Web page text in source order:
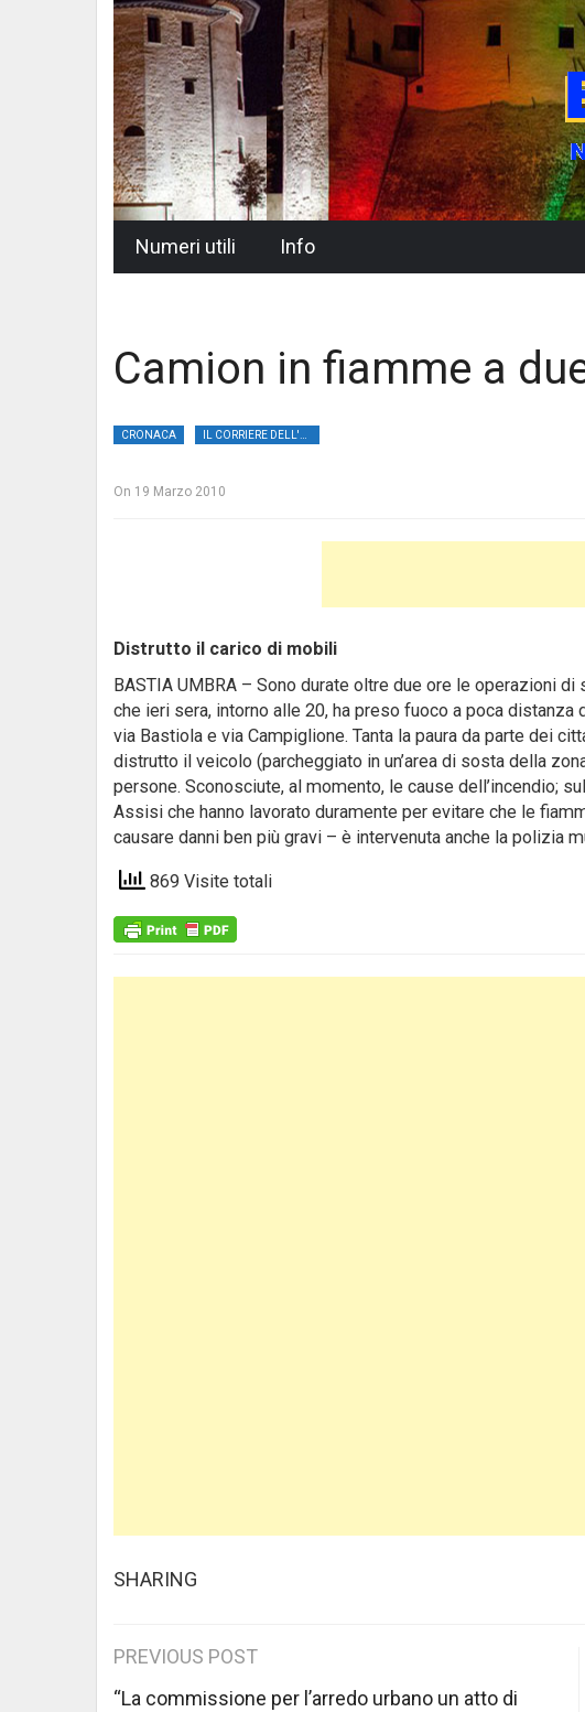
Numeri utili Info
Camion in fiamme a
CRONACA
On 19 Marzo 2010
Distrutto il carico di mobili
BASTIA UMBRA – Sono durate oltre due ore le operazioni
che ieri sera, intorno alle 20, ha preso fuoco a poca
via Bastiola e via Campiglione. Tanta la paura da parte dei
distrutto il veicolo (parcheggiato in un’area di sosta della
persone. Sconosciute, al momento, le cause dell’incendio;
Assisi che hanno lavorato duramente per evitare che le
causare danni ben più gravi – è intervenuta anche la polizia
869 Visite totali
SHARING
Post
PREVIOUS POST
“La commissione per l’arredo urbano un atto di